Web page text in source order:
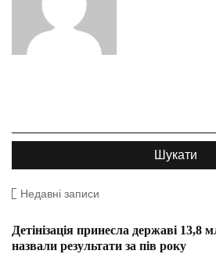
Недавні записи
Детінізація принесла державі 13,8
назвали результати за пів року